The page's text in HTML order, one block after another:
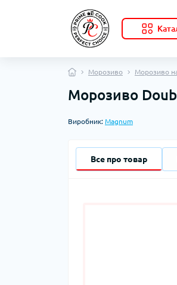
Морозиво Морозиво
Морозиво
Виробник: Magnum
Все про товар